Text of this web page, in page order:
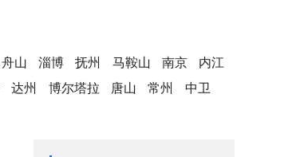
舟山 淄博 抚州 马鞍山 南京
内江
达州 博尔塔拉 唐山 常州
中卫